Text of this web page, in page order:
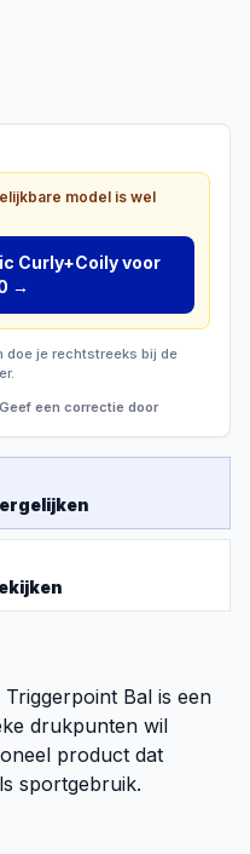
model is wel
Curly+Coilyvoor
→
doe je rechtstreeks bij de
een correctie door
Bal is een
drukpunten wil
product dat
sportgebruik.